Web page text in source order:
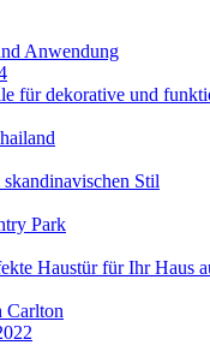
Anwendung
für dekorative und
Stil
Park
Haustür für Ihr Haus
Carlton